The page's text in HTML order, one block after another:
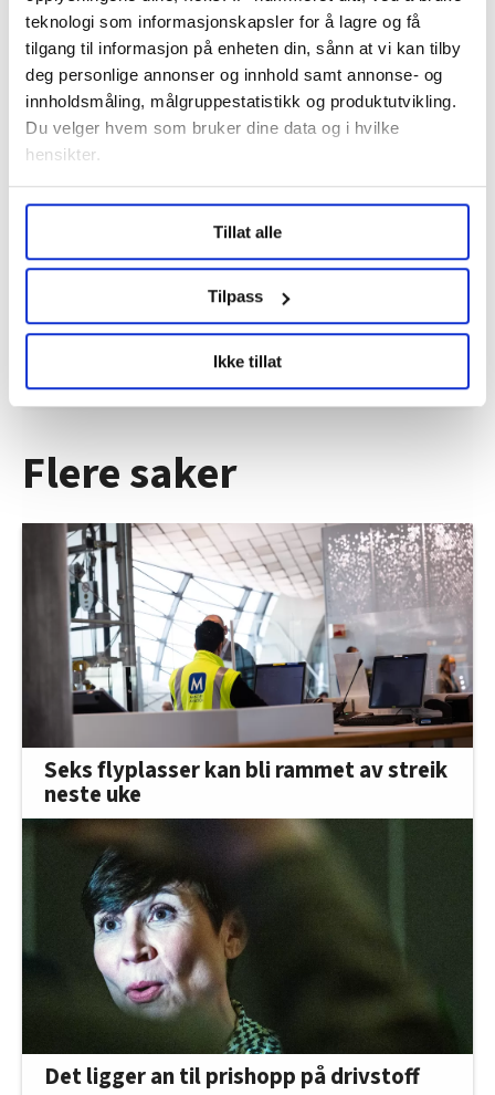
teknologi som informasjonskapsler for å lagre og få
tilgang til informasjon på enheten din, sånn at vi kan tilby
deg personlige annonser og innhold samt annonse- og
innholdsmåling, målgruppestatistikk og produktutvikling.
Du velger hvem som bruker dine data og i hvilke
hensikter.
Undermer infokan du lese om hvordan dine personlige
data behandles og hvordan du kan velge hvordan de skal
brukes. Du kan hele tiden endre eller trekke tilbake ditt
samtykke fra erklæringen om informasjonskapsler.
LO Medias publikasjoner frifagbevegelse.no, hk-nytt.no
og fontene.no bruker informasjonskapsler (cookies) for å
lære hvordan våre nettsider blir brukt slik at vi tilby
Vi deler bare informasjon om hvordan du bruker
innenfor analyse og annonsering. Disse er angitt i
oversikten lengre ned på denne siden.
Tillat alle
Tilpass
Ikke tillat
Regionleder Region Indre Øst
Fellesforbundet
Moelv
Flere saker
Seks flyplasser kan bli rammet av streik
neste uke
Det ligger an til prishopp på drivstoff